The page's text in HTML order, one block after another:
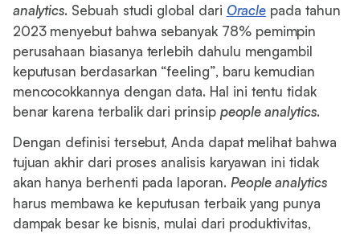
analytics. Sebuah studi global dari Oracle pada tahun
2023 menyebut bahwa sebanyak 78% pemimpin
perusahaan biasanya terlebih dahulu mengambil
keputusan berdasarkan “feeling”, baru kemudian
mencocokkannya dengan data. Hal ini tentu tidak
benar karena terbalik dari prinsip people analytics.
Dengan definisi tersebut, Anda dapat melihat bahwa
tujuan akhir dari proses analisis karyawan ini tidak
akan hanya berhenti pada laporan. People analytics
harus membawa ke keputusan terbaik yang punya
dampak besar ke bisnis, mulai dari produktivitas,